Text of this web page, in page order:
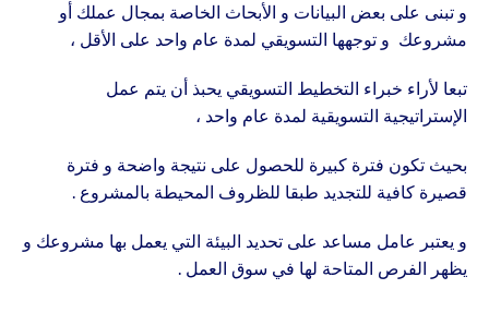
و تبنى على بعض البيانات و الأبحاث الخاصة بمجال عملك أو
مشروعك و توجهها التسويقي لمدة عام واحد على الأقل ،
تبعا لأراء خبراء التخطيط التسويقي يحبذ أن يتم عمل
الإستراتيجية التسويقية لمدة عام واحد ،
بحيث تكون فترة كبيرة للحصول على نتيجة واضحة و فترة
قصيرة كافية للتجديد طبقا للظروف المحيطة بالمشروع .
و يعتبر عامل مساعد على تحديد البيئة التي يعمل بها مشروعك و
يظهر الفرص المتاحة لها في سوق العمل .